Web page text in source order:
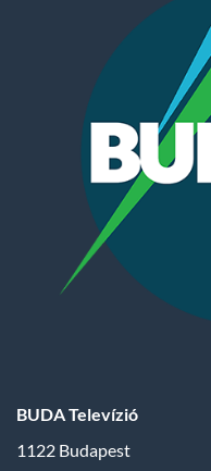
BUDA Televízió
1122 Budapest